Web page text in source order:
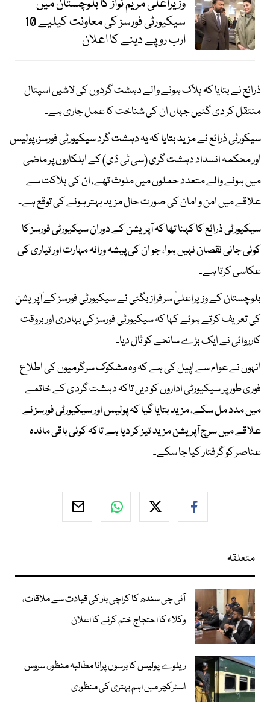
وزیراعلیٰ مریم نواز کا بلوچستان میں
سیکیورٹی فورسز کی معاونت کیلیے 10
ارب روپے دینے کا اعلان
ذرائع نے بتایا کہ ہلاک ہونے والے دہشت گردوں کی لاشیں اسپتال
منتقل کر دی گئیں جہاں ان کی شناخت کا عمل جاری ہے۔
سیکورٹی ذرائع نے مزید بتایا کہ یہ دہشت گرد سیکیورٹی فورسز، پولیس
اور محکمہ انسداد دہشت گری (سی ٹی ڈی) کے اہلکاروں پر ماضی
میں ہونے والے متعدد حملوں میں ملوث تھے، ان کی ہلاکت سے
علاقے میں امن و امان کی صورت حال مزید بہتر ہونے کی توقع ہے۔
سیکیورٹی ذرائع کا کہنا تھا کہ آپریشن کے دوران سیکیورٹی فورسز کا
کوئی جانی نقصان نہیں ہوا، جو ان کی پیشہ ورانہ مہارت اور تیاری کی
عکاسی کرتا ہے۔
بلوچستان کے وزیراعلیٰ سرفراز بگٹی نے سیکیورٹی فورسز کے آپریشن
کی تعریف کرتے ہوئے کہا کہ سیکیورٹی فورسز کی بہادری اور بروقت
کارروائی نے ایک بڑے سانحے کو ٹال دیا۔
انہوں نے عوام سے اپیل کی ہے کہ وہ مشکوک سرگرمیوں کی اطلاع
فوری طور پر سیکیورٹی اداروں کو دیں تاکہ دہشت گردی کے خاتمے
میں مدد مل سکے، مزید بتایا گیا کہ پولیس اور سیکیورٹی فورسز نے
علاقے میں سرچ آپریشن مزید تیز کر دیا ہے تاکہ کوئی باقی ماندہ
عناصر کو گرفتار کیا جا سکے۔
متعلقہ
آئی جی سندھ کا کراچی بار کی قیادت سے ملاقات،
وکلاء کا احتجاج ختم کرنے کا اعلان
ریلوے پولیس کا برسوں پرانا مطالبہ منظور، سروس
اسٹرکچر میں اہم بہتری کی منظوری